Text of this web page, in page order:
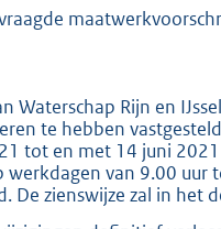
Waterschap Rijn en
te hebben
tot en met 14 juni
van 9.00 uur
De zienswijze zal in het